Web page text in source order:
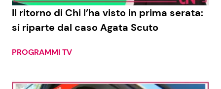
Il ritorno di Chi l’ha visto in prima serata:
si riparte dal caso Agata Scuto
PROGRAMMI TV